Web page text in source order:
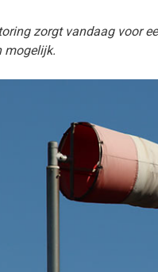
zorgt vandaag voor
mogelijk.